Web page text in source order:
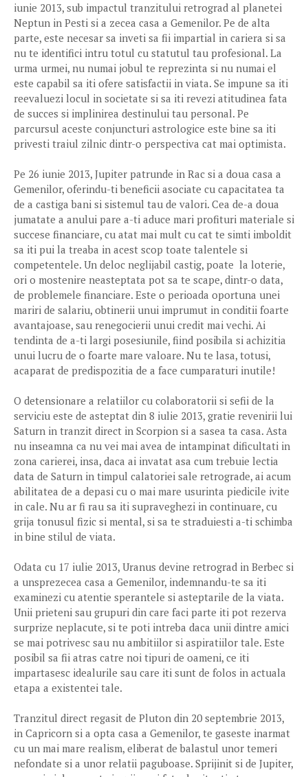
iunie 2013, sub impactul tranzitului retrograd al planetei
Neptun in Pesti si a zecea casa a Gemenilor. Pe de alta
parte, este necesar sa inveti sa fii impartial in cariera si sa
nu te identifici intru totul cu statutul tau profesional. La
urma urmei, nu numai jobul te reprezinta si nu numai el
este capabil sa iti ofere satisfactii in viata. Se impune sa iti
reevaluezi locul in societate si sa iti revezi atitudinea fata
de succes si implinirea destinului tau personal. Pe
parcursul aceste conjuncturi astrologice este bine sa iti
privesti traiul zilnic dintr-o perspectiva cat mai optimista.
Pe 26 iunie 2013, Jupiter patrunde in Rac si a doua casa a
Gemenilor, oferindu-ti beneficii asociate cu capacitatea ta
de a castiga bani si sistemul tau de valori. Cea de-a doua
jumatate a anului pare a-ti aduce mari profituri materiale si
succese financiare, cu atat mai mult cu cat te simti imboldit
sa iti pui la treaba in acest scop toate talentele si
competentele. Un deloc neglijabil castig, poate la loterie,
ori o mostenire neasteptata pot sa te scape, dintr-o data,
de problemele financiare. Este o perioada oportuna unei
mariri de salariu, obtinerii unui imprumut in conditii foarte
avantajoase, sau renegocierii unui credit mai vechi. Ai
tendinta de a-ti largi posesiunile, fiind posibila si achizitia
unui lucru de o foarte mare valoare. Nu te lasa, totusi,
acaparat de predispozitia de a face cumparaturi inutile!
O detensionare a relatiilor cu colaboratorii si sefii de la
serviciu este de asteptat din 8 iulie 2013, gratie revenirii lui
Saturn in tranzit direct in Scorpion si a sasea ta casa. Asta
nu inseamna ca nu vei mai avea de intampinat dificultati in
zona carierei, insa, daca ai invatat asa cum trebuie lectia
data de Saturn in timpul calatoriei sale retrograde, ai acum
abilitatea de a depasi cu o mai mare usurinta piedicile ivite
in cale. Nu ar fi rau sa iti supraveghezi in continuare, cu
grija tonusul fizic si mental, si sa te straduiesti a-ti schimba
in bine stilul de viata.
Odata cu 17 iulie 2013, Uranus devine retrograd in Berbec si
a unsprezecea casa a Gemenilor, indemnandu-te sa iti
examinezi cu atentie sperantele si asteptarile de la viata.
Unii prieteni sau grupuri din care faci parte iti pot rezerva
surprize neplacute, si te poti intreba daca unii dintre amici
se mai potrivesc sau nu ambitiilor si aspiratiilor tale. Este
posibil sa fii atras catre noi tipuri de oameni, ce iti
impartasesc idealurile sau care iti sunt de folos in actuala
etapa a existentei tale.
Tranzitul direct regasit de Pluton din 20 septembrie 2013,
in Capricorn si a opta casa a Gemenilor, te gaseste inarmat
cu un mai mare realism, eliberat de balastul unor temeri
nefondate si a unor relatii paguboase. Sprijinit si de Jupiter,